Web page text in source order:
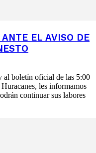
EL AVISO DE
al boletín oficial de las 5:00
les informamos
continuar sus labores